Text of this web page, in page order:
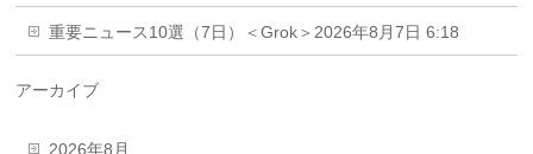
重要ニュース10選（7日）＜Grok＞2026年8月7日 6:18
アーカイブ
2026年8月